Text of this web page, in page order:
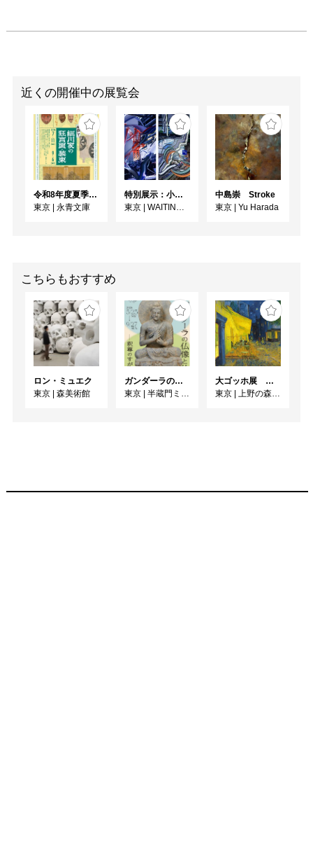
近くの開催中の展覧会
令和8年度夏季展 えいえいやっとな！蔵出し！細川家の狂言面・装束
東京
永青文庫
特別展示：小林健太『PARALLAX//TOKYO』
東京
WAITINGROOM
中島崇 Stroke
東京
Yu Harada
こちらもおすすめ
ロン・ミュエク
東京
森美術館
ガンダーラの仏像と仏伝ー釈尊のすがたー
東京
半蔵門ミュージアム
大ゴッホ展 夜のカフェテラス
東京
上野の森美術館